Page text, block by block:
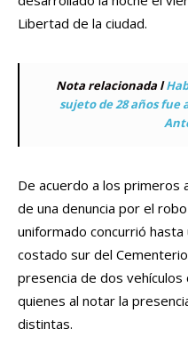
Libertad de la ciudad.
Nota relacionada l
sujeto de 28 años fue
De acuerdo a los
de una denuncia por el
uniformado concurrió
costado sur del
presencia de dos
quienes al notar la
distintas.